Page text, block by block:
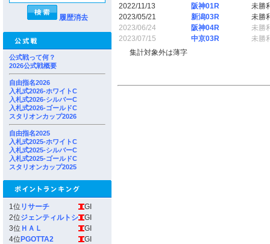
履歴消去
公式戦って何？
2026公式戦概要
自由指名2026
入札式2026-ホワイトC
入札式2026-シルバーC
入札式2026-ゴールドC
スタリオンカップ2026
自由指名2025
入札式2025-ホワイトC
入札式2025-シルバーC
入札式2025-ゴールドC
スタリオンカップ2025
1位 リサーチ
GI
2位ジェンティルトシ
GI
3位 ＨＡＬ
GI
4位 PGOTTA2
GI
2022/11/13
阪神01R
未勝
2023/05/21
新潟03R
未勝
2023/06/24
阪神04R
未勝
2023/07/15
中京03R
未勝
集計対象外は薄字